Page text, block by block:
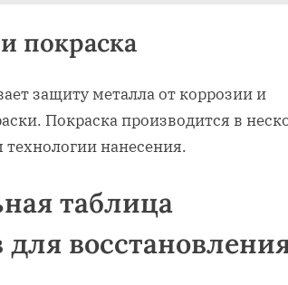
покраска
защиту металла от коррозии и
Покраска производится в
нанесения.
таблица